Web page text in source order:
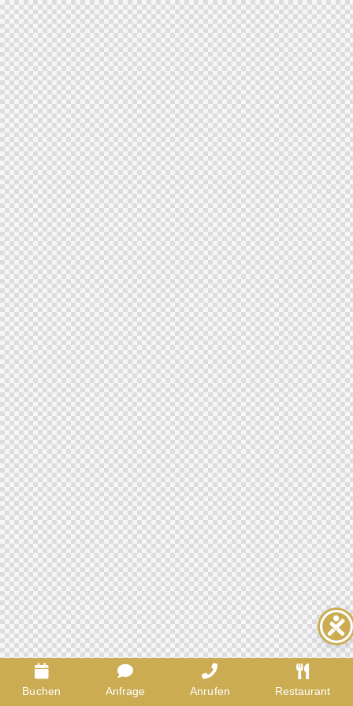
Buchen Anfrage Anrufen Restaurant